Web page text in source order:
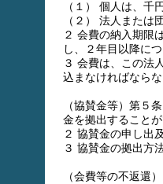
（１） 個人は、千
（２） 法人または
２ 会費の納入期限
し、２年目以降に
３ 会費は、この法
込まなければなら
（協賛金等）第５
金を拠出すること
２ 協賛金の申し出
３ 協賛金の拠出方
（会費等の不返還